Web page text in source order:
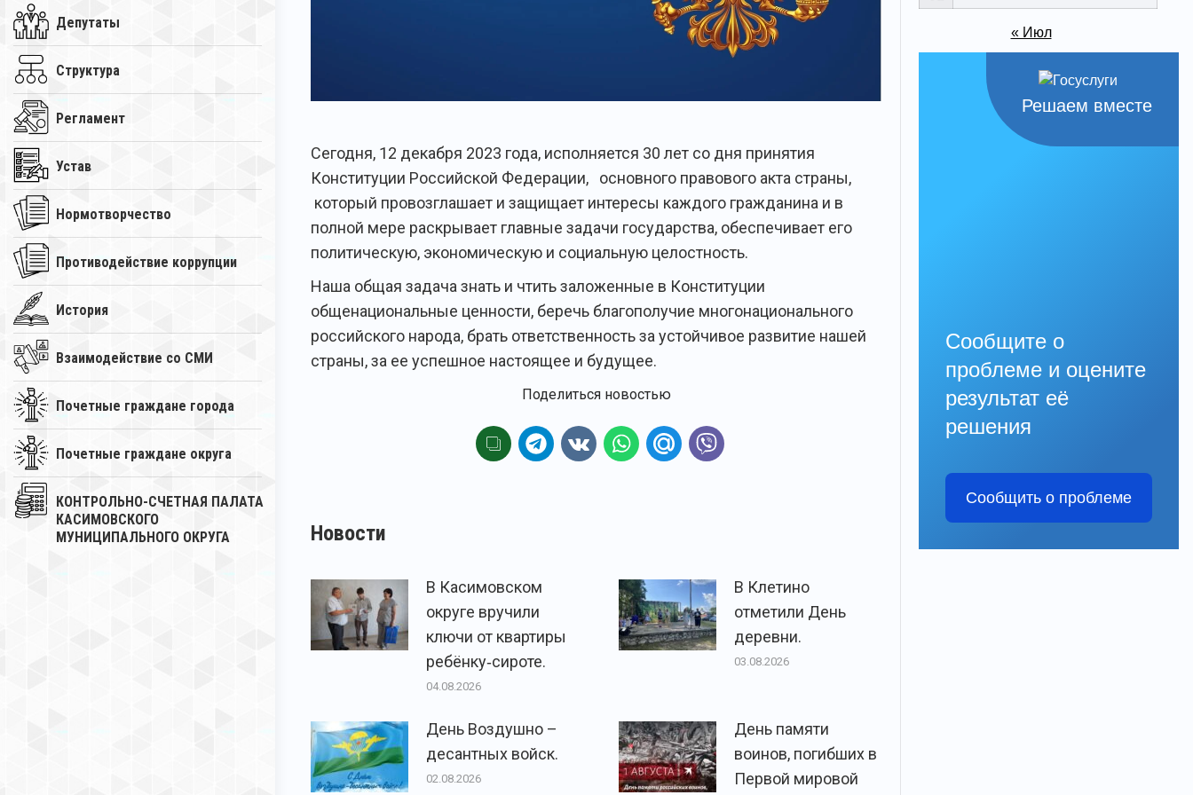
Депутаты
Структура
Регламент
Устав
Нормотворчество
Противодействие коррупции
История
Взаимодействие со СМИ
Почетные граждане города
Почетные граждане округа
КОНТРОЛЬНО-СЧЕТНАЯ ПАЛАТА
КАСИМОВСКОГО
МУНИЦИПАЛЬНОГО ОКРУГА
Сегодня, 12 декабря 2023 года, исполняется 30 лет со дня принятия
Конституции Российской Федерации, основного правового акта страны,
который провозглашает и защищает интересы каждого гражданина и в
полной мере раскрывает главные задачи государства, обеспечивает его
политическую, экономическую и социальную целостность.
Наша общая задача знать и чтить заложенные в Конституции
общенациональные ценности, беречь благополучие многонационального
российского народа, брать ответственность за устойчивое развитие нашей
страны, за ее успешное настоящее и будущее.
Поделиться новостью
Новости
В Касимовском
округе вручили
ключи от квартиры
ребёнку‑сироте.
04.08.2026
В Клетино
отметили День
деревни.
03.08.2026
День Воздушно –
десантных войск.
02.08.2026
День памяти
воинов, погибших в
Первой мировой
« Июл
Решаем вместе
Сообщите о
проблеме и оцените
результат её
решения
Сообщить о проблеме